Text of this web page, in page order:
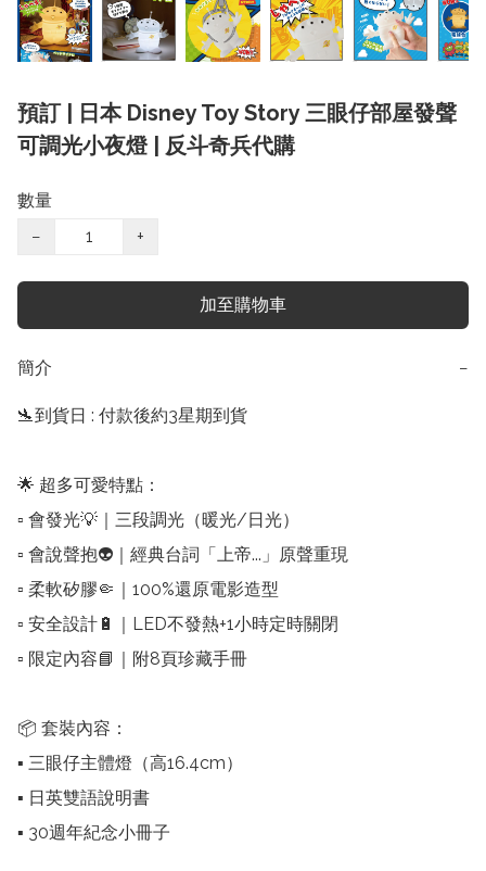
預訂 | 日本 Disney Toy Story 三眼仔部屋發聲
可調光小夜燈 | 反斗奇兵代購
數量
−
+
加至購物車
簡介 −
🛬到貨日 : 付款後約3星期到貨
🌟 超多可愛特點：
▫️ 會發光💡｜三段調光（暖光/日光）
▫️ 會說聲抱👽｜經典台詞「上帝...」原聲重現
▫️ 柔軟矽膠🤏｜100%還原電影造型
▫️ 安全設計🔋｜LED不發熱+1小時定時關閉
▫️ 限定內容📘｜附8頁珍藏手冊
📦 套裝內容：
▪️ 三眼仔主體燈（高16.4cm）
▪️ 日英雙語說明書
▪️ 30週年紀念小冊子